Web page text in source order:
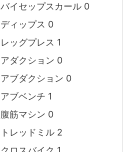
バイセップスカール 0
ディップス 0
レッグプレス 1
アダクション 0
アブダクション 0
アブベンチ 1
腹筋マシン 0
トレッドミル 2